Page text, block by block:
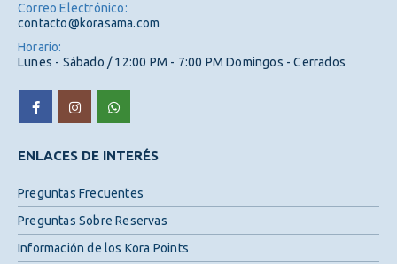
Correo Electrónico:
contacto@korasama.com
Horario:
Lunes - Sábado / 12:00 PM - 7:00 PM Domingos - Cerrados
ENLACES DE INTERÉS
Preguntas Frecuentes
Preguntas Sobre Reservas
Información de los Kora Points